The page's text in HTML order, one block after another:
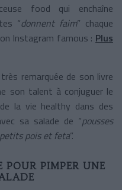
food qui enchaîne
“donnent faim” chaque
Instagram famous : Plus
remarquée de son livre
son talent à conjuguer le
la vie healthy dans des
sa salade de “pousses
pois et feta”.
POUR PIMPER UNE